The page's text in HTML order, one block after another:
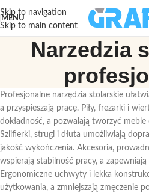
Skip to navigation
Skip to main content
MENU
Narzedzia
Profesjonalne narzędzia stolarskie
a przyspieszają pracę. Piły, frezarki i
dokładność, a pozwalają tworzyć
Szlifierki, strugi i dłuta umożliwiają
jakość wykończenia. Akcesoria,
wspierają stabilność pracy, a
Ergonomiczne uchwyty i lekka
użytkowania, a zmniejszają zmęczenie